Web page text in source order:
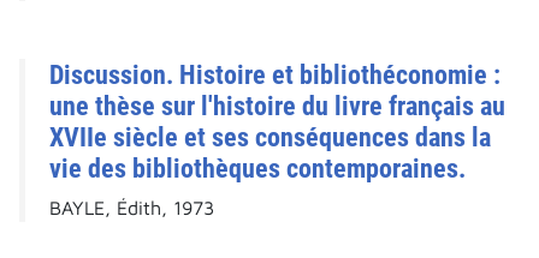
Discussion. Histoire et bibliothéconomie :
une thèse sur l'histoire du livre français au
XVIIe siècle et ses conséquences dans la
vie des bibliothèques contemporaines.
BAYLE, Édith, 1973